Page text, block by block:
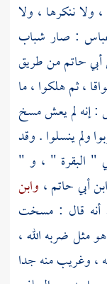
ولا ننكرها ، ولا
: صار شباب
أبي حاتممن طريق
، ثم هلكوا ، ما
: إنه لم يعش مسخ
ولم ينسلوا . وقد
" البقرة " ، و "
ابن أبي حاتم، وابن
أنه قال : مسخت
مثل ضربه الله ،
، وغريب منه جدا